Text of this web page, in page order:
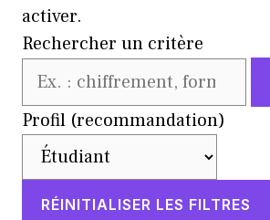
activer.
Rechercher un critère
Profil (recommandation)
RÉINITIALISER LES FILTRES